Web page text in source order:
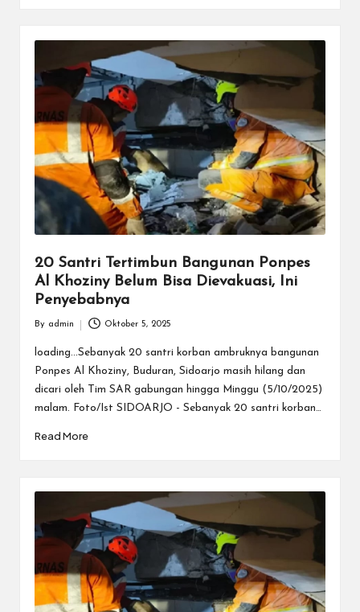
20 Santri Tertimbun Bangunan Ponpes
Al Khoziny Belum Bisa Dievakuasi, Ini
Penyebabnya
by
By admin Oktober 5, 2025
loading...Sebanyak 20 santri korban ambruknya bangunan
Ponpes Al Khoziny, Buduran, Sidoarjo masih hilang dan
dicari oleh Tim SAR gabungan hingga Minggu (5/10/2025)
malam. Foto/Ist SIDOARJO - Sebanyak 20 santri korban…
Read More